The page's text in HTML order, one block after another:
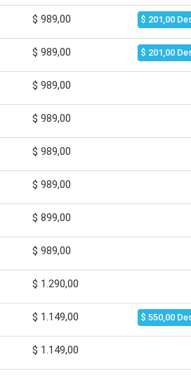
$ 989,00 $ 201,00
$ 989,00 $ 201,00
$ 989,00
$ 989,00
$ 989,00
$ 989,00
$ 899,00
$ 989,00
$ 1.290,00
$ 1.149,00 $ 550,00
$ 1.149,00